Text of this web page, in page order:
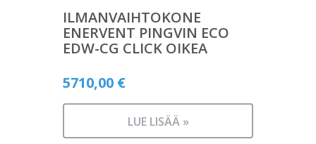
ILMANVAIHTOKONE
ENERVENT PINGVIN ECO
EDW-CG CLICK OIKEA
5710,00 €
LUE LISÄÄ »